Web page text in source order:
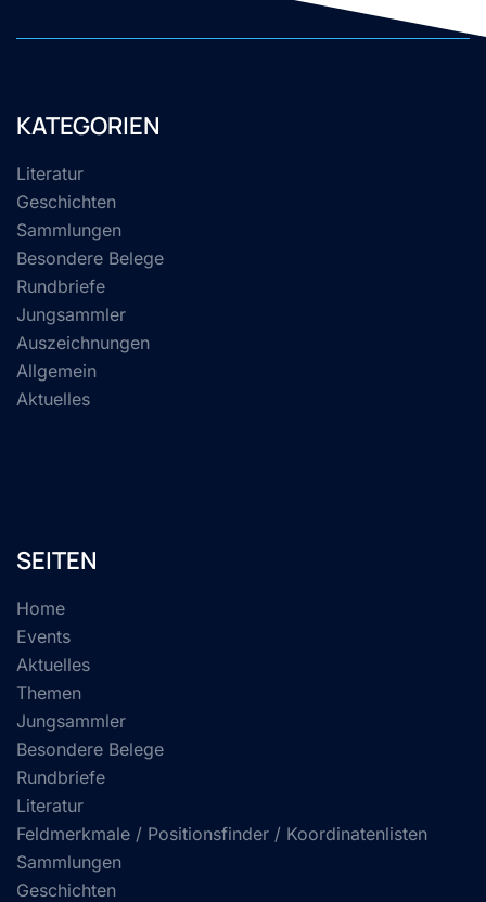
KATEGORIEN
Literatur
Geschichten
Sammlungen
Besondere Belege
Rundbriefe
Jungsammler
Auszeichnungen
Allgemein
Aktuelles
SEITEN
Home
Events
Aktuelles
Themen
Jungsammler
Besondere Belege
Rundbriefe
Literatur
Feldmerkmale / Positionsfinder / Koordinatenlisten
Sammlungen
Geschichten